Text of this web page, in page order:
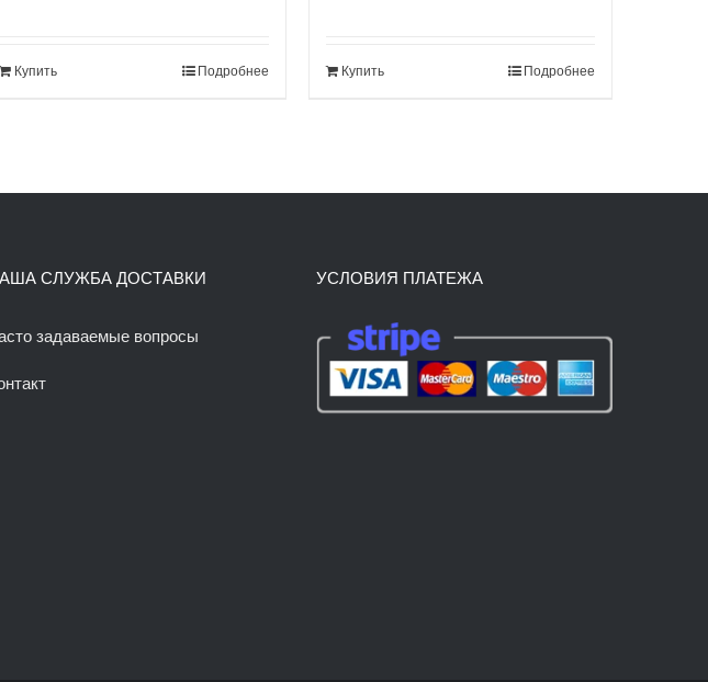
Купить Подробнее Купить Подробнее
СЛУЖБА ДОСТАВКИ
задаваемые вопросы
УСЛОВИЯ ПЛАТЕЖА